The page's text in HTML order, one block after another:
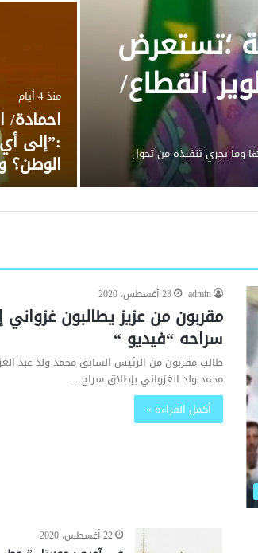
؛تستعرض
القطاع/
وما يجري تنفيذه من تحول
منذ 4 أيام
:”إلى
الوطن؟
admin 23 أغسطس، 2020
مقربون من عزيز يطالبون
سراحه “فيديو “
طالب مقربون من الرئيس السابق محمد ولد عبد
محمد ولد الغزواني بإطلاق سراح…
أكمل القراءة »
22 أغسطس، 2020